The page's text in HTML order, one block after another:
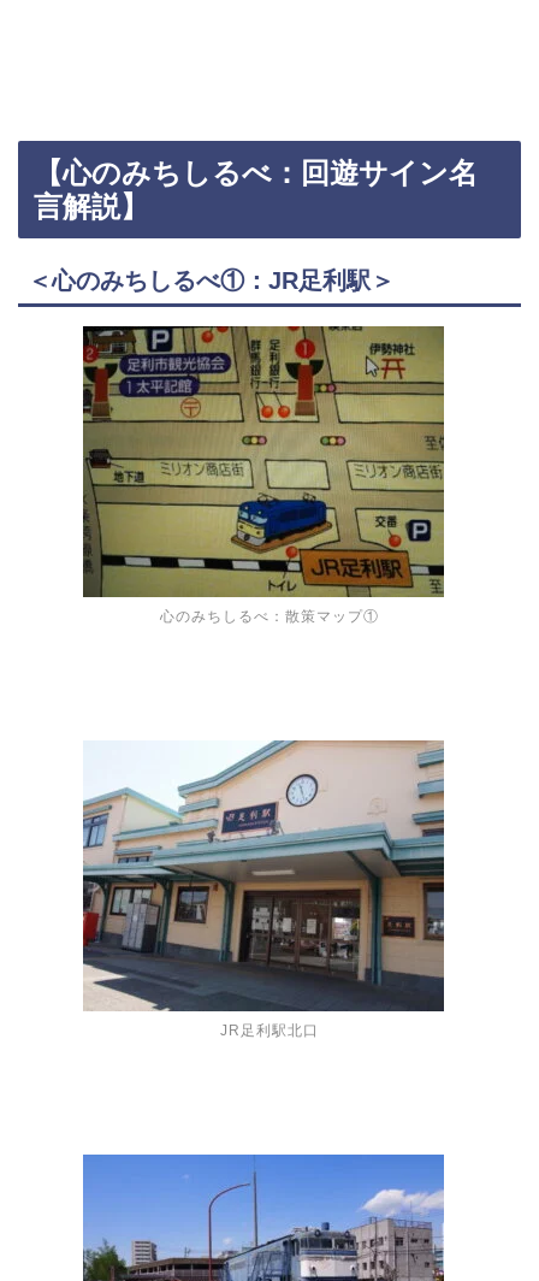
【心のみちしるべ：回遊サイン名
言解説】
＜心のみちしるべ①：JR足利駅＞
心のみちしるべ：散策マップ①
JR足利駅北口